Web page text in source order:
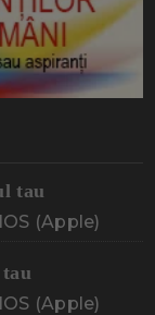
tau
(Apple)
(Apple)